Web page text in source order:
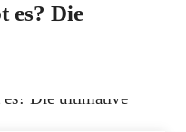
es? Die